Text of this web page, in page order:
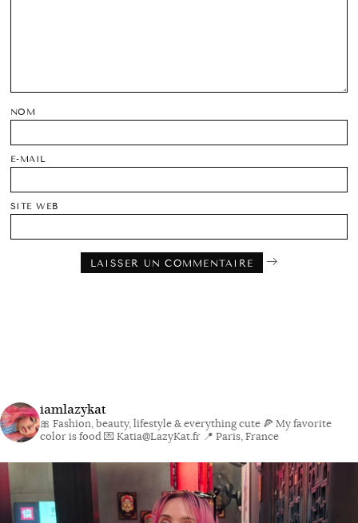
NOM
E-MAIL
SITE WEB
iamlazykat
🎀 Fashion, beauty, lifestyle & everything cute 🍕 My favorite
color is food💌 Katia@LazyKat.fr 📍 Paris, France